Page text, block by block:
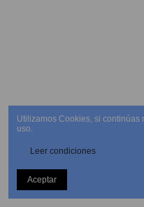
Utilizamos Cookies, si
uso.
Leer condiciones
Aceptar